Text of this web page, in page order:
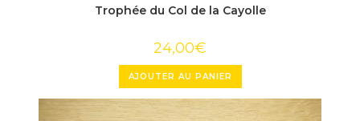
Trophée du Col de la Cayolle
24,00€
AJOUTER AU PANIER